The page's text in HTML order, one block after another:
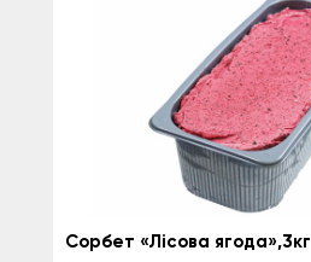
Сорбет «Лісова ягода»,3кг